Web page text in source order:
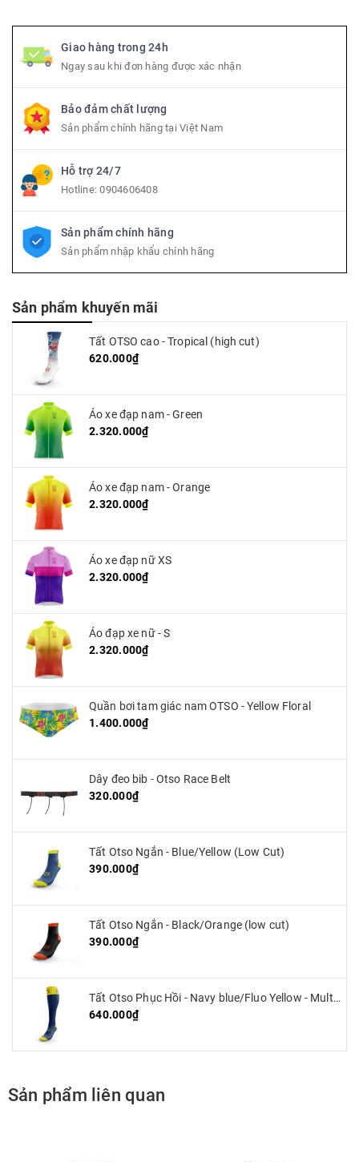
Giao hàng trong 24h
Ngay sau khi đơn hàng được xác nhận
Bảo đảm chất lượng
Sản phẩm chính hãng tại Việt Nam
Hỗ trợ 24/7
Hotline:0904606408
Sản phẩm chính hãng
Sản phẩm nhập khẩu chính hãng
Sản phẩm khuyến mãi
Tất OTSO cao - Tropical (high cut)
620.000₫
Áo xe đạp nam - Green
2.320.000₫
Áo xe đạp nam - Orange
2.320.000₫
Áo xe đạp nữ XS
2.320.000₫
Áo đạp xe nữ - S
2.320.000₫
Quần bơi tam giác nam OTSO - Yellow Floral
1.400.000₫
Dây đeo bib - Otso Race Belt
320.000₫
Tất Otso Ngắn - Blue/Yellow (Low Cut)
390.000₫
Tất Otso Ngắn - Black/Orange (low cut)
390.000₫
Tất Otso Phục Hồi - Navy blue/Fluo Yellow - Multisport Recovery
640.000₫
Sản phẩm liên quan